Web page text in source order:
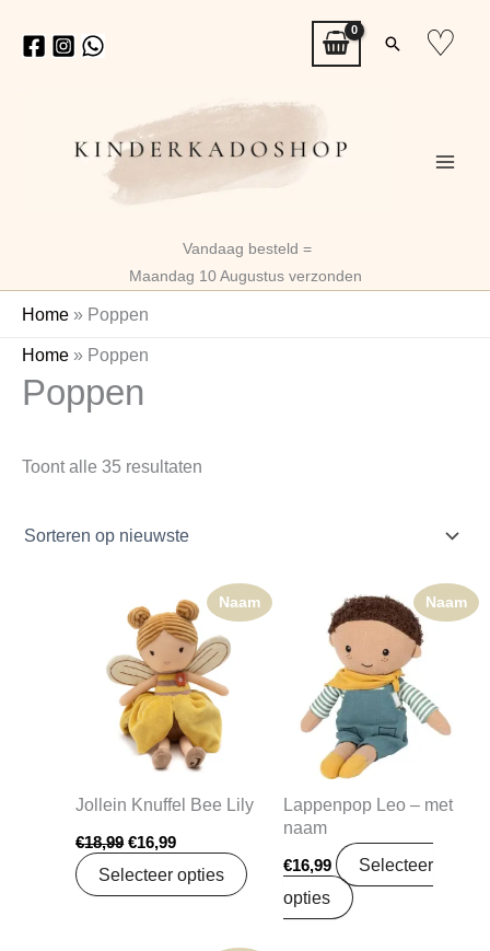
naar
Zoeken
♡
Vandaag besteld =
Maandag 10 Augustus verzonden
Home » Poppen
Home » Poppen
Poppen
Toont alle 35 resultaten
Naam
Jollein Knuffel Bee Lily
€18,99
Oorspronkelijke
prijs
was:
€18,99.
€16,99
Huidige
prijs
is:
€16,99.
Selecteer opties
Naam
Lappenpop Leo – met
naam
€16,99
Selecteer
opties